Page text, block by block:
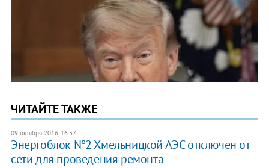
ЧИТАЙТЕ ТАКЖЕ
09 октября 2016, 16:37
Энергоблок №2 Хмельницкой АЭС отключен от
сети для проведения ремонта